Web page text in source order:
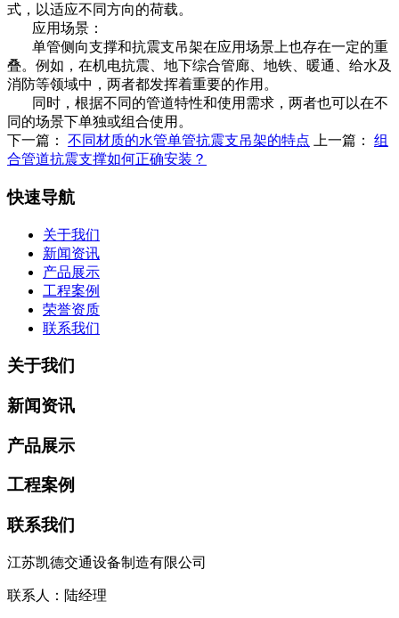
式，以适应不同方向的荷载。
应用场景：
单管侧向支撑和抗震支吊架在应用场景上也存在一定的重
叠。例如，在机电抗震、地下综合管廊、地铁、暖通、给水及
消防等领域中，两者都发挥着重要的作用。
同时，根据不同的管道特性和使用需求，两者也可以在不
同的场景下单独或组合使用。
下一篇： 不同材质的水管单管抗震支吊架的特点 上一篇： 组
合管道抗震支撑如何正确安装？
快速导航
关于我们
新闻资讯
产品展示
工程案例
荣誉资质
联系我们
关于我们
新闻资讯
产品展示
工程案例
联系我们
江苏凯德交通设备制造有限公司
联系人：陆经理